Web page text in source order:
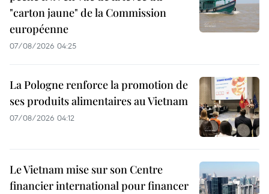
"carton jaune" de la Commission
européenne
07/08/2026 04:25
La Pologne renforce la promotion de
ses produits alimentaires au Vietnam
07/08/2026 04:12
Le Vietnam mise sur son Centre
financier international pour financer